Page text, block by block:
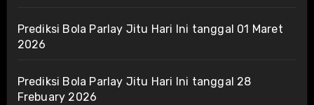
Prediksi Bola Parlay Jitu Hari Ini tanggal 01 Maret
2026
Prediksi Bola Parlay Jitu Hari Ini tanggal 28
Frebuary 2026